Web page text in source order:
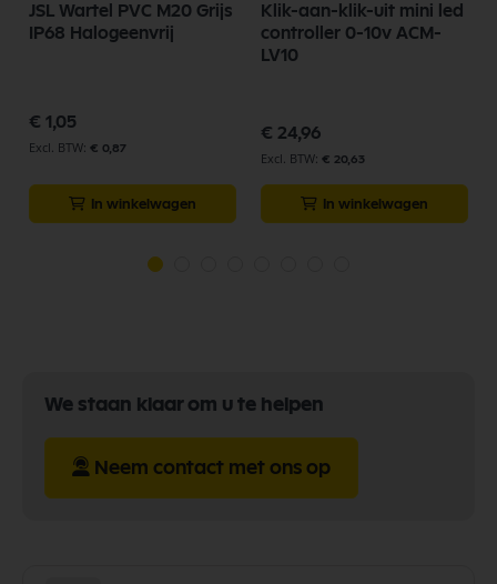
JSL Wartel PVC M20 Grijs
IP68 Halogeenvrij
€ 1,05
€ 0,87
In winkelwagen
Klik-aan-klik-uit mini led
controller 0-10v ACM-
LV10
€ 24,96
€ 20,63
In winkelwagen
We staan klaar om u te helpen
Neem contact met ons op